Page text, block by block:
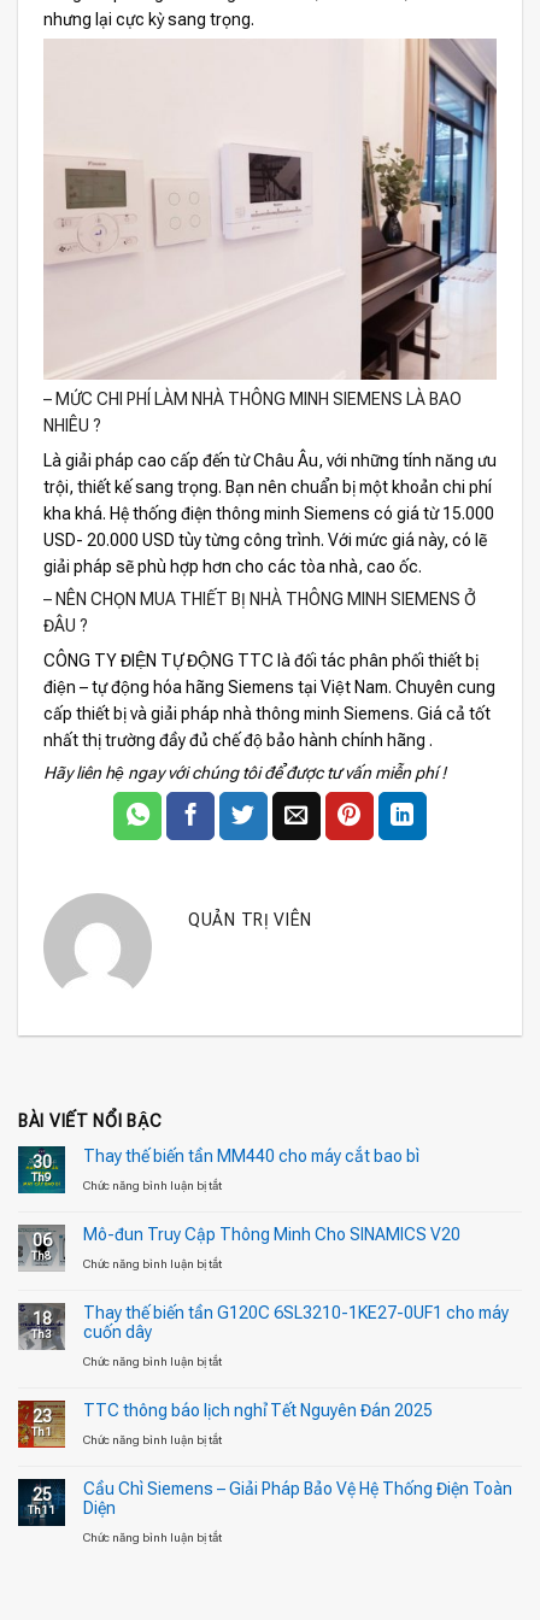
nhưng lại cực kỳ sang trọng.
– MỨC CHI PHÍ LÀM NHÀ THÔNG MINH SIEMENS LÀ BAO
NHIÊU ?
Là giải pháp cao cấp đến từ Châu Âu, với những tính năng ưu
trội, thiết kế sang trọng. Bạn nên chuẩn bị một khoản chi phí
kha khá. Hệ thống điện thông minh Siemens có giá từ 15.000
USD- 20.000 USD tùy từng công trình. Với mức giá này, có lẽ
giải pháp sẽ phù hợp hơn cho các tòa nhà, cao ốc.
– NÊN CHỌN MUA THIẾT BỊ NHÀ THÔNG MINH SIEMENS Ở
ĐÂU ?
CÔNG TY ĐIỆN TỰ ĐỘNG TTC là đối tác phân phối thiết bị
điện – tự động hóa hãng Siemens tại Việt Nam. Chuyên cung
cấp thiết bị và giải pháp nhà thông minh Siemens. Giá cả tốt
nhất thị trường đầy đủ chế độ bảo hành chính hãng .
Hãy liên hệ ngay với chúng tôi để được tư vấn miễn phí !
QUẢN TRỊ VIÊN
BÀI VIẾT NỔI BẬC
30
Th9
Thay thế biến tần MM440 cho máy cắt bao bì
Chức năng bình luận bị tắtở
thế
biến
MM440
máy
06
Th8
Mô-đun Truy Cập Thông Minh Cho SINAMICS V20
Chức năng bình luận bị tắtở
đun
Cập
Minh
Cho
18
Th3
Thay thế biến tần G120C 6SL3210-1KE27-0UF1 cho máy
cuốn dây
Chức năng bình luận bị tắtở
thế
biến
G120C
1KE27-
23
Th1
TTC thông báo lịch nghỉ Tết Nguyên Đán 2025
Chức năng bình luận bị tắtở
thông
lịch
25
Th11
Cầu Chì Siemens – Giải Pháp Bảo Vệ Hệ Thống Điện Toàn
Diện
Chức năng bình luận bị tắtở